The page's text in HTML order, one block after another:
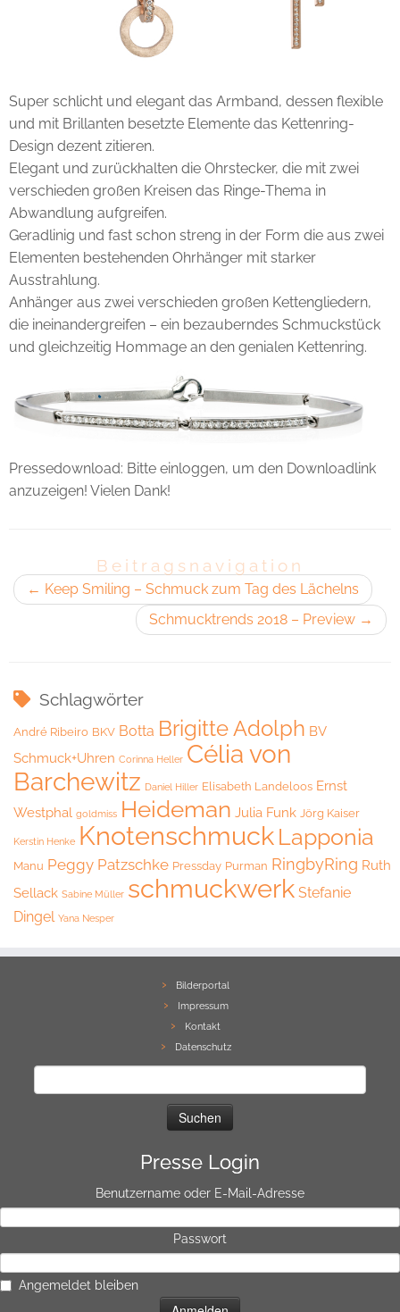
Super schlicht und elegant das Armband, dessen flexible
und mit Brillanten besetzte Elemente das Kettenring-
Design dezent zitieren.
Elegant und zurückhalten die Ohrstecker, die mit zwei
verschieden großen Kreisen das Ringe-Thema in
Abwandlung aufgreifen.
Geradlinig und fast schon streng in der Form die aus zwei
Elementen bestehenden Ohrhänger mit starker
Ausstrahlung.
Anhänger aus zwei verschieden großen Kettengliedern,
die ineinandergreifen – ein bezauberndes Schmuckstück
und gleichzeitig Hommage an den genialen Kettenring.
Pressedownload: Bitte einloggen, um den Downloadlink
anzuzeigen! Vielen Dank!
Beitragsnavigation
← Keep Smiling – Schmuck zum Tag des Lächelns
Schmucktrends 2018 – Preview →
Schlagwörter
André Ribeiro BKV Botta Brigitte Adolph BV
Schmuck+Uhren Corinna Heller Célia von
Barchewitz Daniel Hiller Elisabeth Landeloos Ernst
Westphal goldmiss Heideman Julia Funk Jörg Kaiser
Kerstin Henke Knotenschmuck Lapponia
Manu Peggy Patzschke Pressday Purman RingbyRing Ruth
Sellack Sabine Müller schmuckwerk Stefanie
Dingel Yana Nesper
Bilderportal
Impressum
Kontakt
Datenschutz
Presse Login
Benutzername oder E-Mail-Adresse
Passwort
Angemeldet bleiben